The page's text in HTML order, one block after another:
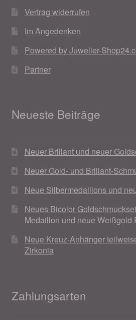
Vertrag widerrufen
Im Angedenken
Powered by Juwelier-
Partner
Neueste Beiträge
Neuer Brillant und neuer
Neuer Gold- und Brillant-
Neue Silbermedaillons und
Neues Bicolor
Medaillon und neue Weißgold
Neue Kreuz-Anhänger
Zirkonia
Zahlungsarten